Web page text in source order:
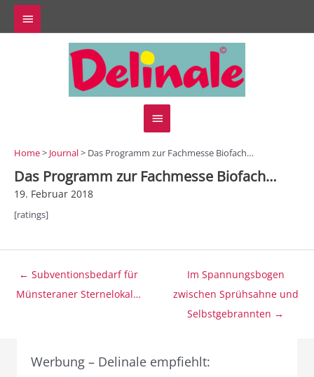
Zum
Inhalt
springen
Above
Hauptmenü
Home> Journal> Das Programm zur Fachmesse Biofach…
Das Programm zur Fachmesse Biofach…
19. Februar 2018
[ratings]
Beitragsnavigation
← Subventionsbedarf für
Münsteraner Sternelokal…
Im Spannungsbogen
zwischen Sprühsahne und
Selbstgebrannten →
Werbung – Delinale empfiehlt: